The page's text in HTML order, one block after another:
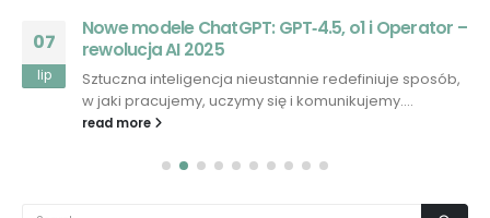
07
lip
Nowe modele ChatGPT: GPT‑4.5, o1 i Operator –
rewolucja AI 2025
Sztuczna inteligencja nieustannie redefiniuje sposób,
w jaki pracujemy, uczymy się i komunikujemy....
read more